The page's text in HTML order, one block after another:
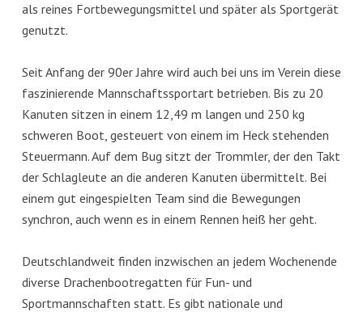
als reines Fortbewegungsmittel und später als Sportgerät
genutzt.
Seit Anfang der 90er Jahre wird auch bei uns im Verein diese
faszinierende Mannschaftssportart betrieben. Bis zu 20
Kanuten sitzen in einem 12,49 m langen und 250 kg
schweren Boot, gesteuert von einem im Heck stehenden
Steuermann. Auf dem Bug sitzt der Trommler, der den Takt
der Schlagleute an die anderen Kanuten übermittelt. Bei
einem gut eingespielten Team sind die Bewegungen
synchron, auch wenn es in einem Rennen heiß her geht.
Deutschlandweit finden inzwischen an jedem Wochenende
diverse Drachenbootregatten für Fun- und
Sportmannschaften statt. Es gibt nationale und